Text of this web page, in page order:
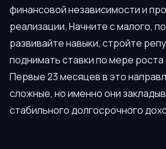
финансовой независимости и
реализации. Начните с малого,
развивайте навыки, стройте
поднимать ставки по мере роста
Первые 23 месяцев в это
сложные, но именно они
стабильного долгосрочного